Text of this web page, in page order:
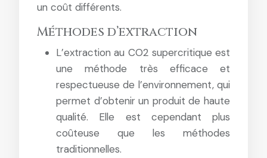
un coût différents.
Méthodes d’extraction
L’extraction au CO2 supercritique est
une méthode très efficace et
respectueuse de l’environnement, qui
permet d’obtenir un produit de haute
qualité. Elle est cependant plus
coûteuse que les méthodes
traditionnelles.